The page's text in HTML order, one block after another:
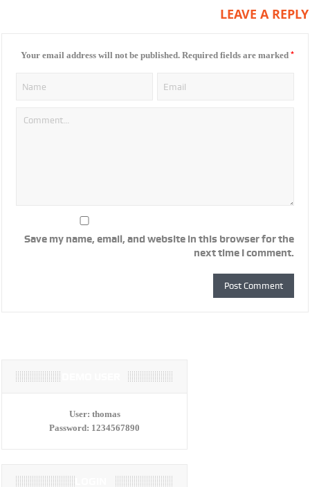
LEAVE A REPLY
Your email address will not be published. Required fields are marked *
Save my name, email, and website in this browser for the
next time I comment.
User: thomas
Password: 1234567890